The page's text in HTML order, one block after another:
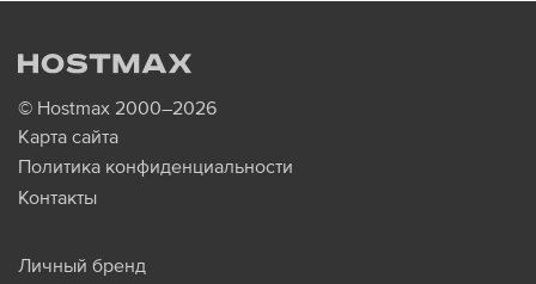
© Hostmax 2000–2026
Карта сайта
Политика конфиденциальности
Контакты
Личный бренд